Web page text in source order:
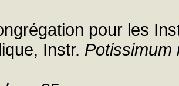
pour les
Instr. Potissimum